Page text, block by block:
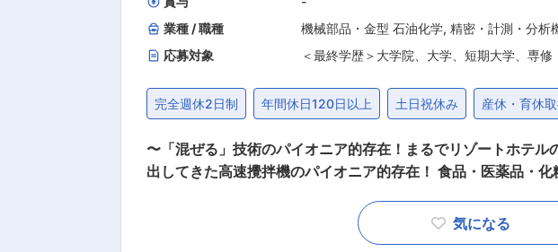
業種 / 職種
機械部品・金型 石油化学, 精密・計測・分析
応募対象
＜最終学歴＞大学院、大学、短期大学、専
完全週休2日制 年間休日120日以上 土日祝休み 産休・育休
〜「混ぜる」技術のパイオニア的存在！まるでリゾートホテ
出してきた高速攪拌機のパイオニア的存在！ 食品・医薬品・
表彰を受けている！ ◎社員食堂・寮あり、自然豊かな場所にあるまるでリゾー
て、医薬品、化粧品、化学製品、2次電池等の製造に使用さ
気になる